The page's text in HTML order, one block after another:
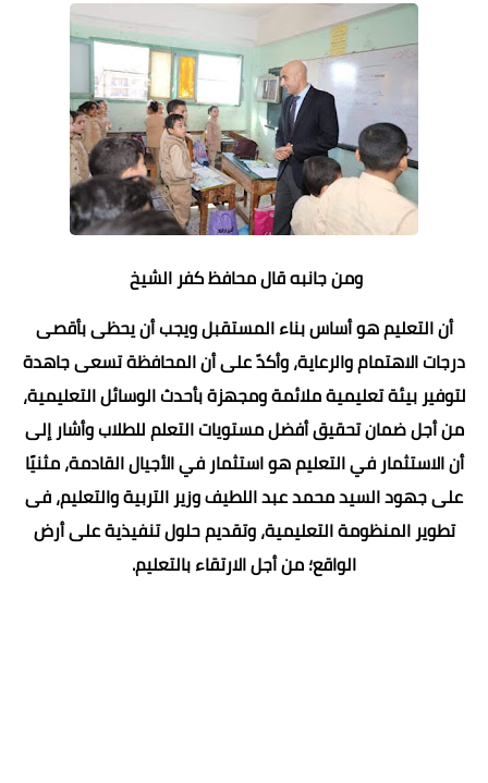
ومن جانبه قال محافظ كفر الشيخ
أن التعليم هو أساس بناء المستقبل ويجب أن يحظى بأقصى
درجات الاهتمام والرعاية، وأكدّ على أن المحافظة تسعى جاهدة
لتوفير بيئة تعليمية ملائمة ومجهزة بأحدث الوسائل التعليمية،
من أجل ضمان تحقيق أفضل مستويات التعلم للطلاب وأشار إلى
أن الاستثمار في التعليم هو استثمار في الأجيال القادمة، مثنيًا
على جهود السيد محمد عبد اللطيف وزير التربية والتعليم، فى
تطوير المنظومة التعليمية، وتقديم حلول تنفيذية على أرض
الواقع؛ من أجل الارتقاء بالتعليم.